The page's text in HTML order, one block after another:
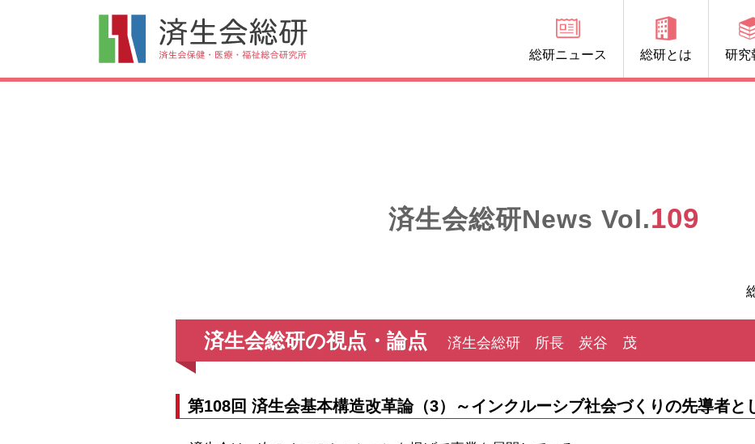
総研ニュース 総研とは 研究
済生会総研News Vol.109
済生会総研の視点・論点 済生会総研 所長 炭谷 茂
第108回 済生会基本構造改革論（3）～インクルーシブ社会づくりの先導者と